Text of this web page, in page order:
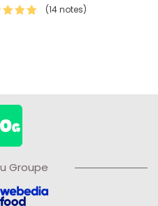
(14 notes)
Groupe